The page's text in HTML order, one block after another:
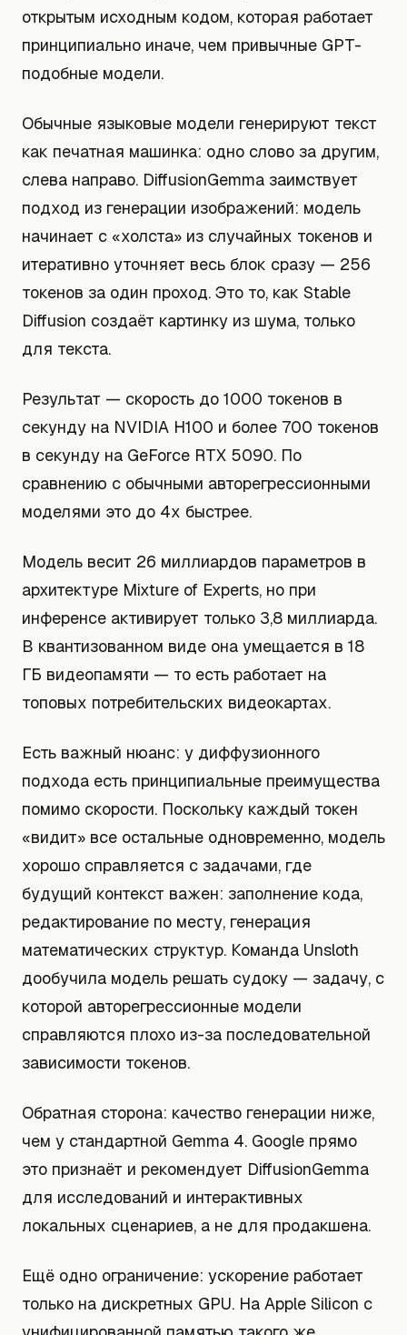
открытым исходным кодом, которая работает
принципиально иначе, чем привычные GPT-
подобные модели.
Обычные языковые модели генерируют текст
как печатная машинка: одно слово за другим,
слева направо. DiffusionGemma заимствует
подход из генерации изображений: модель
начинает с «холста» из случайных токенов и
итеративно уточняет весь блок сразу — 256
токенов за один проход. Это то, как Stable
Diffusion создаёт картинку из шума, только
для текста.
Результат — скорость до 1000 токенов в
секунду на NVIDIA H100 и более 700 токенов
в секунду на GeForce RTX 5090. По
сравнению с обычными авторегрессионными
моделями это до 4x быстрее.
Модель весит 26 миллиардов параметров в
архитектуре Mixture of Experts, но при
инференсе активирует только 3,8 миллиарда.
В квантизованном виде она умещается в 18
ГБ видеопамяти — то есть работает на
топовых потребительских видеокартах.
Есть важный нюанс: у диффузионного
подхода есть принципиальные преимущества
помимо скорости. Поскольку каждый токен
«видит» все остальные одновременно, модель
хорошо справляется с задачами, где
будущий контекст важен: заполнение кода,
редактирование по месту, генерация
математических структур. Команда Unsloth
дообучила модель решать судоку — задачу, с
которой авторегрессионные модели
справляются плохо из-за последовательной
зависимости токенов.
Обратная сторона: качество генерации ниже,
чем у стандартной Gemma 4. Google прямо
это признаёт и рекомендует DiffusionGemma
для исследований и интерактивных
локальных сценариев, а не для продакшена.
Ещё одно ограничение: ускорение работает
только на дискретных GPU. На Apple Silicon с